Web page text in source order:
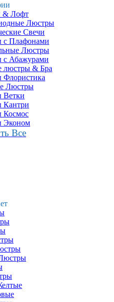
& Лофт
Люстры
Свечи
с Плафонами
Люстры
с Абажурами
люстры & Бра
Люстры
Ветки
Кантри
Космос
Эконом
Все